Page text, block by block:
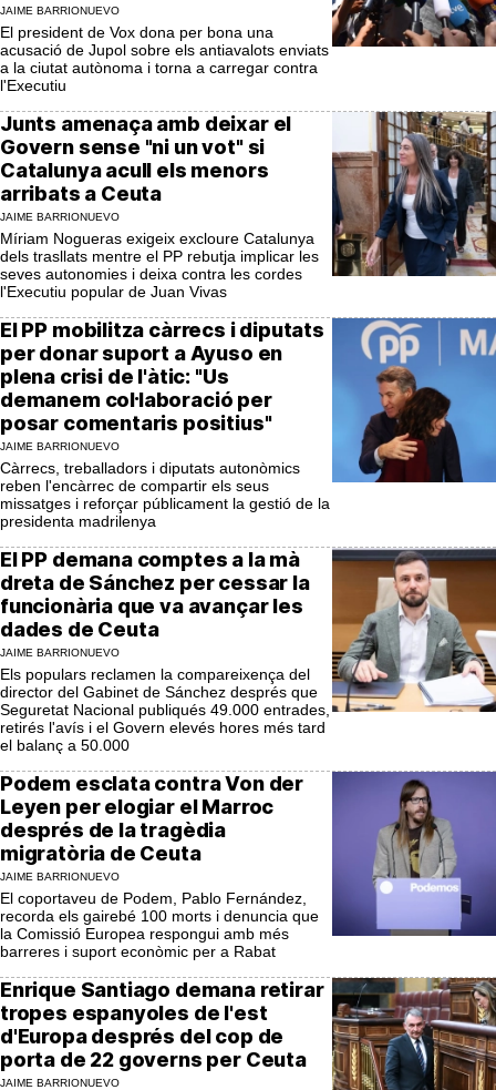
JAIME BARRIONUEVO
El president de Vox dona per bona una
acusació de Jupol sobre els antiavalots enviats
a la ciutat autònoma i torna a carregar contra
l'Executiu
Junts amenaça amb deixar el
Govern sense "ni un vot" si
Catalunya acull els menors
arribats a Ceuta
JAIME BARRIONUEVO
Míriam Nogueras exigeix excloure Catalunya
dels trasllats mentre el PP rebutja implicar les
seves autonomies i deixa contra les cordes
l'Executiu popular de Juan Vivas
El PP mobilitza càrrecs i diputats
per donar suport a Ayuso en
plena crisi de l'àtic: "Us
demanem col·laboració per
posar comentaris positius"
JAIME BARRIONUEVO
Càrrecs, treballadors i diputats autonòmics
reben l'encàrrec de compartir els seus
missatges i reforçar públicament la gestió de la
presidenta madrilenya
El PP demana comptes a la mà
dreta de Sánchez per cessar la
funcionària que va avançar les
dades de Ceuta
JAIME BARRIONUEVO
Els populars reclamen la compareixença del
director del Gabinet de Sánchez després que
Seguretat Nacional publiqués 49.000 entrades,
retirés l'avís i el Govern elevés hores més tard
el balanç a 50.000
Podem esclata contra Von der
Leyen per elogiar el Marroc
després de la tragèdia
migratòria de Ceuta
JAIME BARRIONUEVO
El coportaveu de Podem, Pablo Fernández,
recorda els gairebé 100 morts i denuncia que
la Comissió Europea respongui amb més
barreres i suport econòmic per a Rabat
Enrique Santiago demana retirar
tropes espanyoles de l'est
d'Europa després del cop de
porta de 22 governs per Ceuta
JAIME BARRIONUEVO